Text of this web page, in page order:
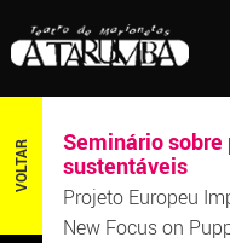
VOLTAR
Seminário
sustentáveis
Projeto Europeu
New Focus on